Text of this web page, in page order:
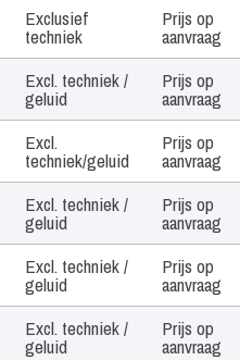
Geluid Prijs
Exclusief
techniek
Prijs op
aanvraag
Excl. techniek /
geluid
Prijs op
aanvraag
Excl.
techniek/geluid
Prijs op
aanvraag
Excl. techniek /
geluid
Prijs op
aanvraag
Excl. techniek /
geluid
Prijs op
aanvraag
Excl. techniek /
geluid
Prijs op
aanvraag